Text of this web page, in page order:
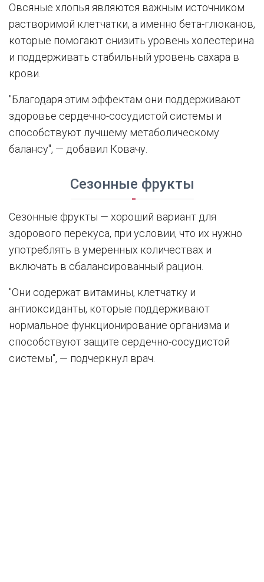
Овсяные хлопья являются важным источником
растворимой клетчатки, а именно бета-глюканов,
которые помогают снизить уровень холестерина
и поддерживать стабильный уровень сахара в
крови.
"Благодаря этим эффектам они поддерживают
здоровье сердечно-сосудистой системы и
способствуют лучшему метаболическому
балансу", — добавил Ковачу.
Сезонные фрукты
Сезонные фрукты — хороший вариант для
здорового перекуса, при условии, что их нужно
употреблять в умеренных количествах и
включать в сбалансированный рацион.
"Они содержат витамины, клетчатку и
антиоксиданты, которые поддерживают
нормальное функционирование организма и
способствуют защите сердечно-сосудистой
системы", — подчеркнул врач.